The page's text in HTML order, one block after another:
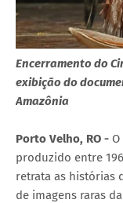
Encerramento do
exibição do
Amazônia
Porto Velho, RO -
produzido entre
retrata as histórias
de imagens raras